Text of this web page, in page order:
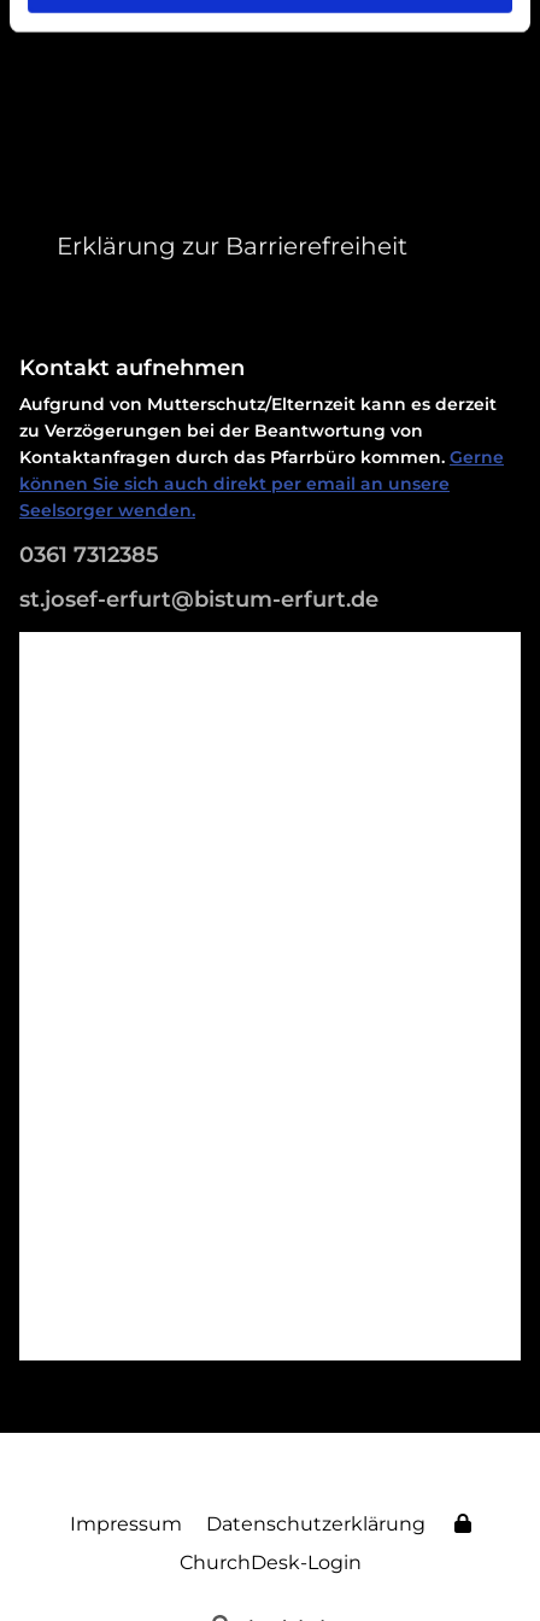
Erklärung zur Barrierefreiheit
Kontakt aufnehmen
Aufgrund von Mutterschutz/Elternzeit kann es derzeit
zu Verzögerungen bei der Beantwortung von
Kontaktanfragen durch das Pfarrbüro kommen. Gerne
können Sie sich auch direkt per email an unsere
Seelsorger wenden.
0361 7312385
st.josef-erfurt@bistum-erfurt.de
Impressum
Datenschutzerklärung
ChurchDesk-Login